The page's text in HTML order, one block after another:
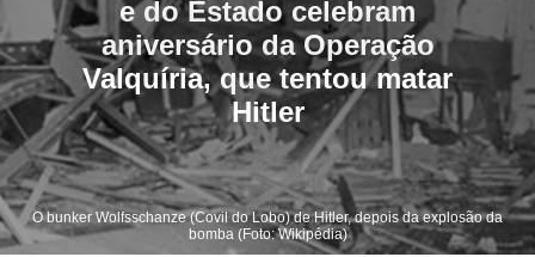
e do Estado celebram
aniversário da Operação
Valquíria, que tentou matar
Hitler
O bunker Wolfsschanze (Covil do Lobo) de Hitler, depois da explosão da
bomba (Foto: Wikipédia)